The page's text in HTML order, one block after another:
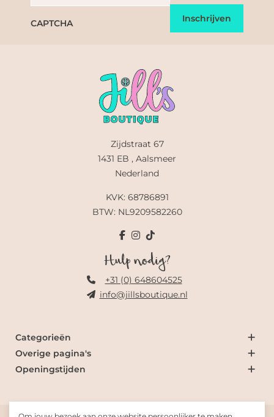
CAPTCHA
Zijdstraat 67
1431 EB , Aalsmeer
Nederland
KVK: 68786891
BTW: NL9209582260
Hulp nodig?
+31 (0) 648604525
info@jillsboutique.nl
Categorieën
Overige pagina's
Openingstijden